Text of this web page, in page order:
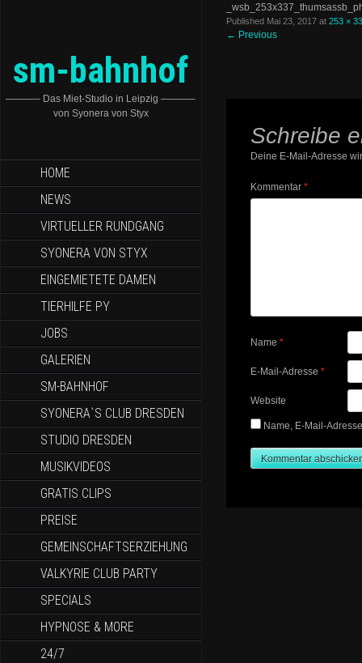
sm-bahnhof
———– Das Miet-Studio in Leipzig ———–
von Syonera von Styx
HOME
NEWS
VIRTUELLER RUNDGANG
SYONERA VON STYX
EINGEMIETETE DAMEN
TIERHILFE PY
JOBS
GALERIEN
SM-BAHNHOF
SYONERA`S CLUB DRESDEN
STUDIO DRESDEN
MUSIKVIDEOS
GRATIS CLIPS
PREISE
GEMEINSCHAFTSERZIEHUNG
VALKYRIE CLUB PARTY
SPECIALS
HYPNOSE & MORE
24/7
Published Mai 23, 2017 at 253 ×
← Previous
Schreibe
Deine E-Mail-Adresse
Kommentar *
Name *
E-Mail-Adresse *
Website
Name, E-Mail-